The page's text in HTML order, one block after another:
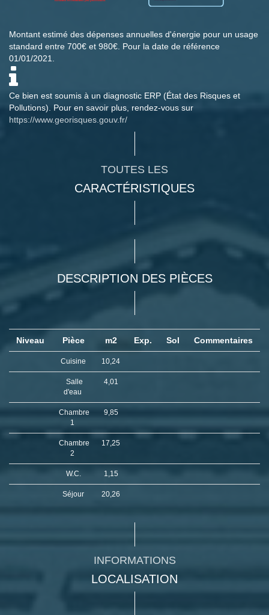
Montant estimé des dépenses annuelles d'énergie pour un usage
standard entre 700€ et 980€. Pour la date de référence
01/01/2021.
Ce bien est soumis à un diagnostic ERP (État des Risques et
Pollutions). Pour en savoir plus, rendez-vous sur
https://www.georisques.gouv.fr/
TOUTES LES
CARACTÉRISTIQUES
DESCRIPTION DES PIÈCES
Niveau Pièce m2 Exp. Sol Commentaires
Cuisine 10,24
Salle
d'eau
4,01
Chambre
1
9,85
Chambre
2
17,25
W.C. 1,15
Séjour 20,26
INFORMATIONS
LOCALISATION